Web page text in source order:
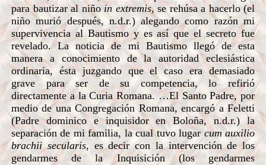
para bautizar al niñoin extremis, se rehúsa a hacerlo (el
niño murió después, n.d.r.) alegando como razón mi
supervivencia al Bautismo y es así que el secreto fue
revelado. La noticia de mi Bautismo llegó de esta
manera a conocimiento de la autoridad eclesiástica
ordinaria, ésta juzgando que el caso era demasiado
grave para ser de su competencia, lo refirió
directamente a la Curia Romana. …El Santo Padre, por
medio de una Congregación Romana, encargó a Feletti
(Padre dominico e inquisidor en Boloña, n.d.r.) la
separación de mi familia, la cual tuvo lugar cum auxilio
brachii secularis, es decir con la intervención de los
gendarmes de la Inquisición (los gendarmes